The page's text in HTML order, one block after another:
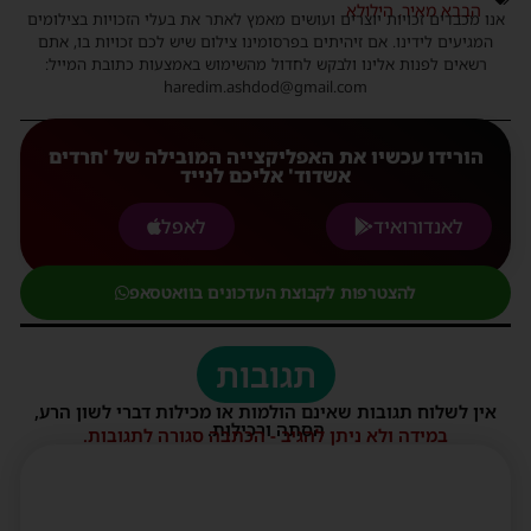
הבבא מאיר, הילולא
אנו מכבדים זכויות יוצרים ועושים מאמץ לאתר את בעלי הזכויות בצילומים
המגיעים לידינו. אם זיהיתים בפרסומינו צילום שיש לכם זכויות בו, אתם
רשאים לפנות אלינו ולבקש לחדול מהשימוש באמצעות כתובת המייל:
haredim.ashdod@gmail.com
הורידו עכשיו את האפליקצייה המובילה של 'חרדים
אשדוד' אליכם לנייד
לאנדורואיד
לאפל
להצטרפות לקבוצת העדכונים בוואטסאפ
תגובות
אין לשלוח תגובות שאינם הולמות או מכילות דברי לשון הרע,
הסתה ורכילות.
במידה ולא ניתן להגיב - הכתבה סגורה לתגובות.